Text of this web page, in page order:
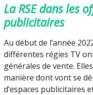
La RSE dans les
publicitaires
Au début de l’année
différentes régies TV
générales de vente.
manière dont vont se
d’espaces publicitaires